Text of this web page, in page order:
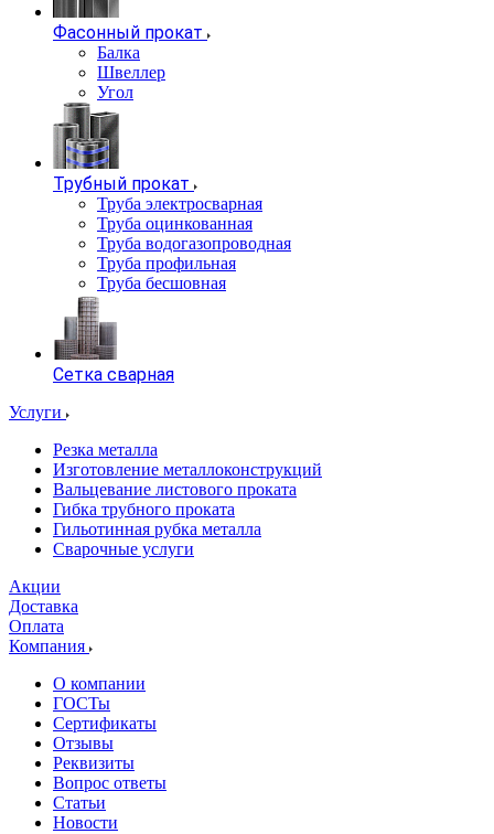
Фасонный прокат
Балка
Швеллер
Угол
Трубный прокат
Труба электросварная
Труба оцинкованная
Труба водогазопроводная
Труба профильная
Труба бесшовная
Сетка сварная
Услуги
Резка металла
Изготовление металлоконструкций
Вальцевание листового проката
Гибка трубного проката
Гильотинная рубка металла
Сварочные услуги
Акции
Доставка
Оплата
Компания
О компании
ГОСТы
Сертификаты
Отзывы
Реквизиты
Вопрос ответы
Статьи
Новости